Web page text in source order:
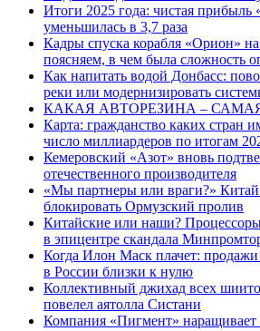
Итоги 2025 года: чистая прибыль
уменьшилась в 3,7 раза
Кадры спуска корабля «Орион»
поясняем, в чем была сложность
Как напитать водой Донбасс:
реки или модернизировать
КАКАЯ АВТОРЕЗИНА –
Карта: гражданство каких стран
число миллиардеров по итогам
Кемеровский «Азот» вновь
отечественного производителя
«Мы партнеры или враги?» Китай
блокировать Ормузский пролив
Китайские или наши?
в эпицентре скандала
Когда Илон Маск плачет: продажи
в России близки к нулю
Коллективный джихад всех
повелел аятолла Систани
Компания «Пигмент» наращивает